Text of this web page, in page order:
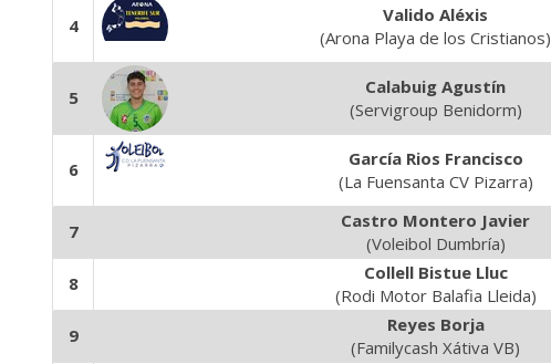
4
Valido Aléxis
(Arona Playa de los Cristianos)
5
Calabuig Agustín
(Servigroup Benidorm)
6
García Rios Francisco
(La Fuensanta CV Pizarra)
7
Castro Montero Javier
(Voleibol Dumbría)
8
Collell Bistue Lluc
(Rodi Motor Balafia Lleida)
9
Reyes Borja
(Familycash Xátiva VB)